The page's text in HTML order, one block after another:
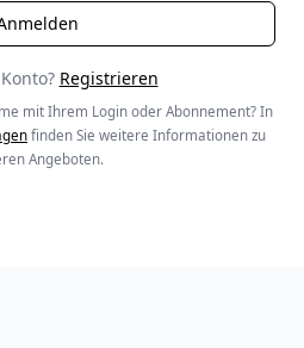
Registrieren
mit Ihrem Login oder Abonnement? In
finden Sie weitere Informationen zu
Angeboten.